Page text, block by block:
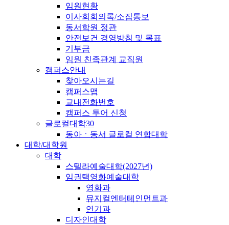
임원현황
이사회회의록/소집통보
동서학원 정관
안전보건 경영방침 및 목표
기부금
임원 친족관계 교직원
캠퍼스안내
찾아오시는길
캠퍼스맵
교내전화번호
캠퍼스 투어 신청
글로컬대학30
동아ㆍ동서 글로컬 연합대학
대학/대학원
대학
스텔라예술대학(2027년)
임권택영화예술대학
영화과
뮤지컬엔터테인먼트과
연기과
디자인대학